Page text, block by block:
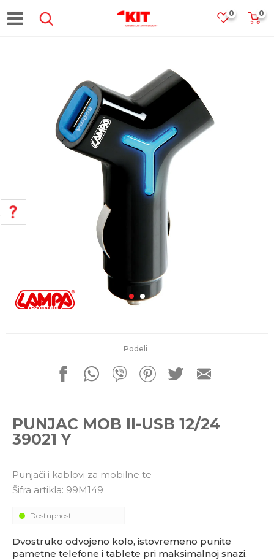
0
0
Podeli
PUNJAC MOB II-USB 12/24
39021 Y
Punjači i kablovi za mobilne te
Šifra artikla: 99M149
Dostupnost:
Dvostruko odvojeno kolo, istovremeno punite
pametne telefone i tablete pri maksimalnoj snazi.
POMOĆ PRI KUPOVINI
Za više informacija, pomoć i
011 4427900
Pišite nam
office@kitcommerce.rs